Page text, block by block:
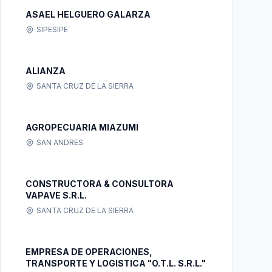
ASAEL HELGUERO GALARZA
SIPESIPE
ALIANZA
SANTA CRUZ DE LA SIERRA
AGROPECUARIA MIAZUMI
SAN ANDRES
CONSTRUCTORA & CONSULTORA
VAPAVE S.R.L.
SANTA CRUZ DE LA SIERRA
EMPRESA DE OPERACIONES,
TRANSPORTE Y LOGISTICA "O.T.L. S.R.L."